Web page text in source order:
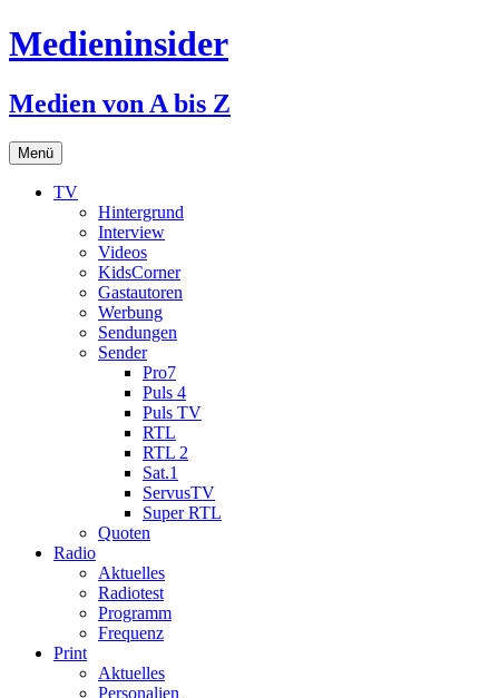
Medieninsider
Medien von A bis Z
Menü Zum
Inhalt
springen
TV
Hintergrund
Interview
Videos
KidsCorner
Gastautoren
Werbung
Sendungen
Sender
Pro7
Puls 4
Puls TV
RTL
RTL 2
Sat.1
ServusTV
Super RTL
Quoten
Radio
Aktuelles
Radiotest
Programm
Frequenz
Print
Aktuelles
Personalien